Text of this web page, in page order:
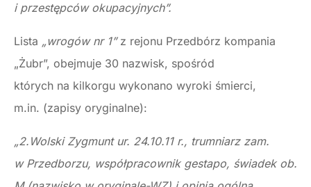
i przestępców okupacyjnych”.
Lista „wrogów nr 1”z rejonu Przedbórz kompania
„Żubr”, obejmuje 30 nazwisk, spośród
których na kilkorgu wykonano wyroki śmierci,
m.in. (zapisy oryginalne):
„2.Wolski Zygmunt ur. 24.10.11 r., trumniarz zam.
w Przedborzu, współpracownik gestapo, świadek ob.